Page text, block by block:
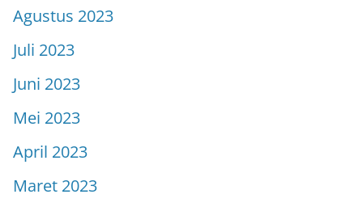
Agustus 2023
Juli 2023
Juni 2023
Mei 2023
April 2023
Maret 2023